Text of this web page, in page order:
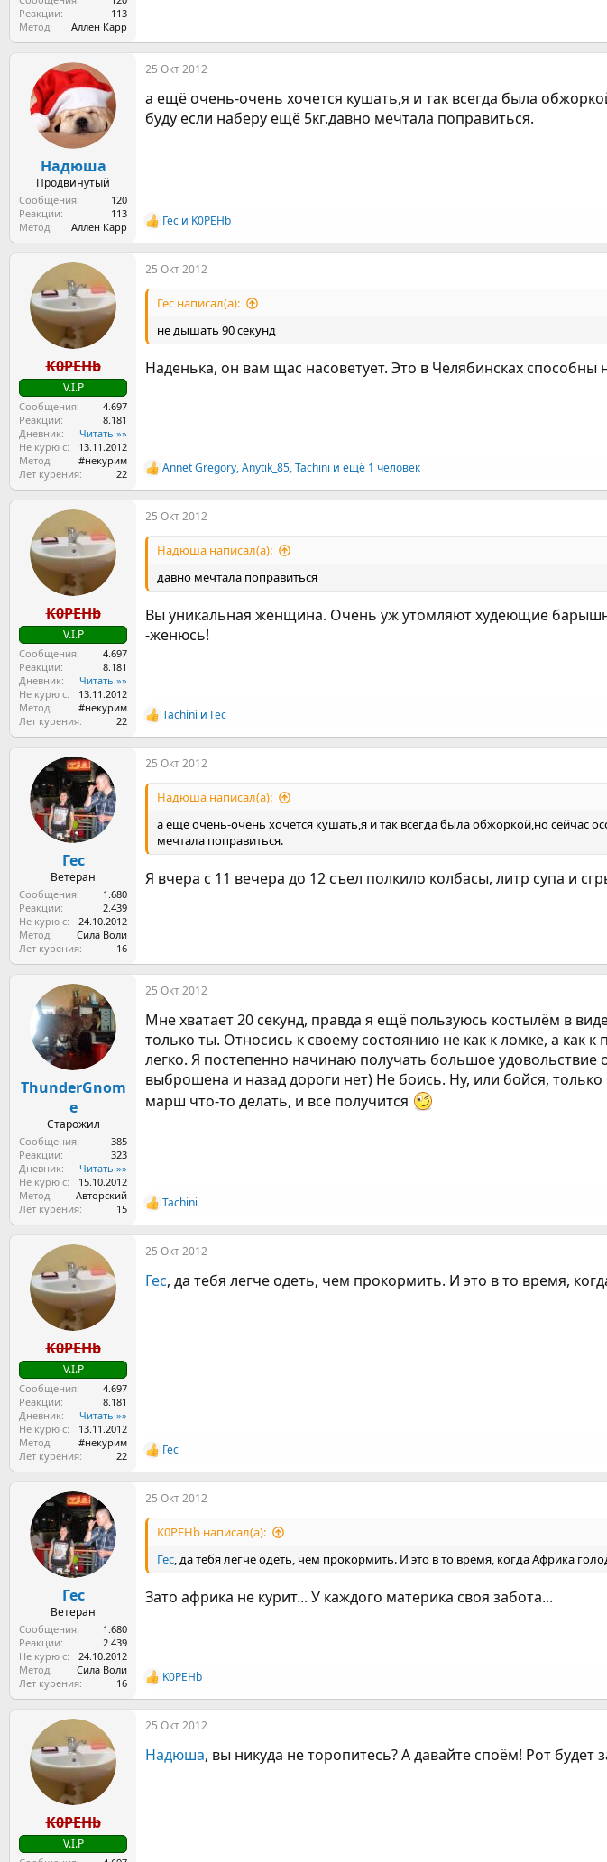
Реакции
113
Метод
Аллен Карр
Надюша
Продвинутый
Сообщения
120
Реакции
113
Метод
Аллен Карр
25 Окт 2012
а ещё очень-очень хочется кушать,я и так всегда была
буду если наберу ещё 5кг.давно мечтала поправиться.
Р
е
а
к
Гес и K0PEHb
K0PEHb
V.I.P
Сообщения
4.697
Реакции
8.181
Дневник
Читать »»
Не курю с
13.11.2012
Метод
#некурим
Лет курения
22
25 Окт 2012
Гес написал(а):
не дышать 90 секунд
Наденька, он вам щас насоветует. Это в Челябинсках
Р
е
а
к
Annet Gregory,Anytik_85,Tachini и ещё 1 человек
K0PEHb
V.I.P
Сообщения
4.697
Реакции
8.181
Дневник
Читать »»
Не курю с
13.11.2012
Метод
#некурим
Лет курения
22
25 Окт 2012
Надюша написал(а):
давно мечтала поправиться
Вы уникальная женщина. Очень уж утомляют худеющие
-женюсь!
Р
е
а
к
Tachini и Гес
Гес
Ветеран
Сообщения
1.680
Реакции
2.439
Не курю с
24.10.2012
Метод
Сила Воли
Лет курения
16
25 Окт 2012
Надюша написал(а):
а ещё очень-очень хочется кушать,я и так всегда была обжоркой,но сейчас
мечтала поправиться.
Я вчера с 11 вечера до 12 съел полкило колбасы, литр супа и
ThunderGnom
e
Старожил
Сообщения
385
Реакции
323
Дневник
Читать »»
Не курю с
15.10.2012
Метод
Авторский
Лет курения
15
25 Окт 2012
Мне хватает 20 секунд, правда я ещё пользуюсь костылём в
только ты. Относись к своему состоянию не как к ломке, а как
легко. Я постепенно начинаю получать большое удовольствие
выброшена и назад дороги нет) Не боись. Ну, или бойся,
марш что-то делать, и всё получится
Р
е
а
к
и
Tachini
K0PEHb
V.I.P
Сообщения
4.697
Реакции
8.181
Дневник
Читать »»
Не курю с
13.11.2012
Метод
#некурим
Лет курения
22
25 Окт 2012
Гес, да тебя легче одеть, чем прокормить. И это в то время,
Р
е
а
к
Гес
Гес
Ветеран
Сообщения
1.680
Реакции
2.439
Не курю с
24.10.2012
Метод
Сила Воли
Лет курения
16
25 Окт 2012
K0PEHb написал(а):
Гес, да тебя легче одеть, чем прокормить. И это в то время, когда Африка
Зато африка не курит... У каждого материка своя забота...
Р
е
а
к
и
K0PEHb
K0PEHb
V.I.P
25 Окт 2012
Надюша, вы никуда не торопитесь? А давайте споём! Рот будет